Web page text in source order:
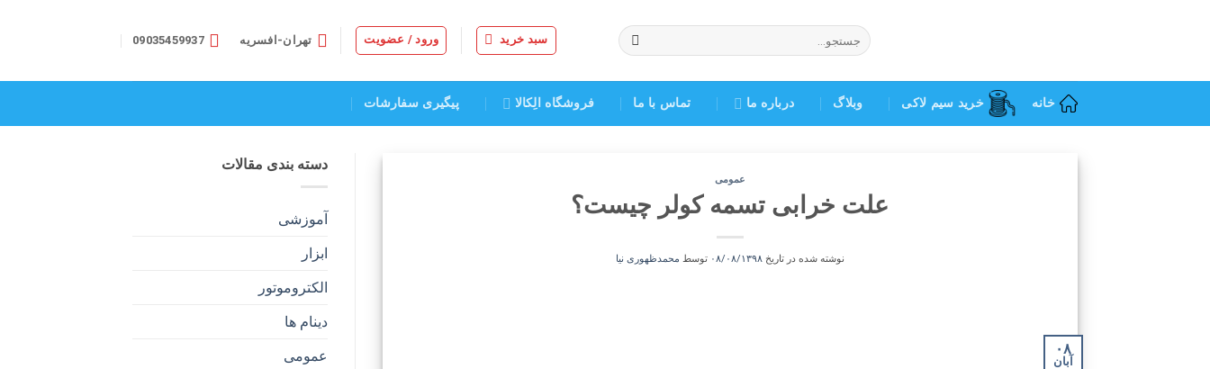
جستجو
برای:
سبد خرید ورود / عضویت تهران-افسریه 09035459937
خانه خرید سیم لاکی وبلاگ درباره ما تماس با ما فروشگاه الِکالا پیگیری سفارشات
عمومی
علت خرابی تسمه کولر چیست؟
نوشته شده در تاریخ ۰۸/۰۸/۱۳۹۸ توسط محمدظهوری نیا
۰۸
آبان
دسته بندی مقالات
آموزشی
ابزار
الکتروموتور
دینام ها
عمومی